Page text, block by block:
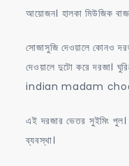
আয়োজন। হালকা মিউজিক
সোজাসুজি দেওয়ালে কোনও
দেওয়ালে দুটো করে দরজা।
indian madam choda
এই দরজার ভেতর সুইমিং পুল।
ব্যবস্থা।